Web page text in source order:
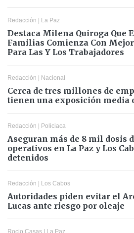
Redacción | La Paz
Destaca Milena Quiroga Que
Familias Comienza Con
Para Las Y Los Trabajadores
Redacción | Nacional
Cerca de tres millones de
tienen una exposición media
Redacción | Policiaca
Aseguran más de 8 mil dosis
operativos en La Paz y Los
detenidos
Redacción | Los Cabos
Autoridades piden evitar el
Lucas ante riesgo por oleaje
Rocio Casas | La Paz